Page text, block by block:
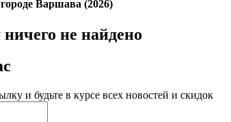
Варшава (2026)
не найдено
и будьте в курсе всех новостей и скидок